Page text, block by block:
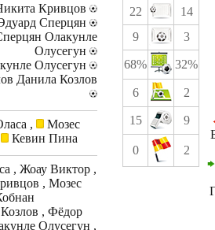
Кривцов
Сперцян
Олакунле
Олусегун
Олусегун
Данила Козлов
,
Мозес
Кевин Пина
, Жоау Виктор ,
, Мозес
, Фёдор
Олусегун ,
22
14
9
3
68% 32%
6 2
15 9
0 2